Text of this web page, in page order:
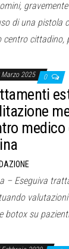
di una pistola
centro cittadino,
Marzo 2025 0
– Eseguiva
botox su